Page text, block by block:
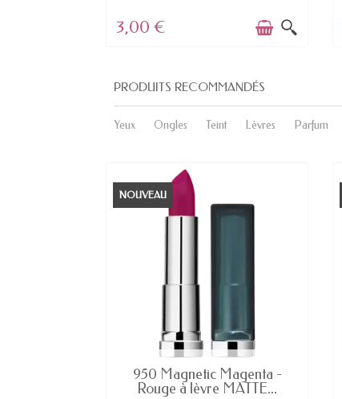
3,00 €
PRODUITS RECOMMANDÉS
Yeux Ongles Teint Lèvres Parfum
NOUVEAU
EN STOCK
950 Magnetic Magenta -
Rouge à lèvre MATTE...